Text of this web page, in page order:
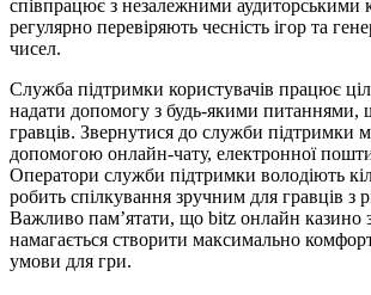
співпрацює з незалежними аудиторськими
регулярно перевіряють чесність ігор та
чисел.
Служба підтримки користувачів працює
надати допомогу з будь-якими питаннями,
гравців. Звернутися до служби підтримки
допомогою онлайн-чату, електронної
Оператори служби підтримки володіють
робить спілкування зручним для гравців з
Важливо пам’ятати, що bitz онлайн казино
намагається створити максимально
умови для гри.